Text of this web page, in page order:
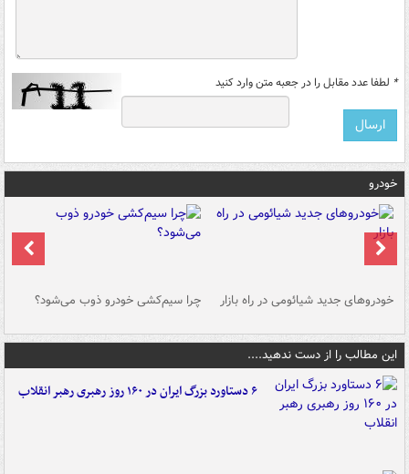
* لطفا عدد مقابل را در جعبه متن وارد کنید
خودرو
خودروهای جدید شیائومی در راه بازار چرا سیم‌کشی خودرو ذوب می‌شود؟
این مطالب را از دست ندهید....
۶ دستاورد بزرگ ایران در ۱۶۰ روز رهبری رهبر انقلاب